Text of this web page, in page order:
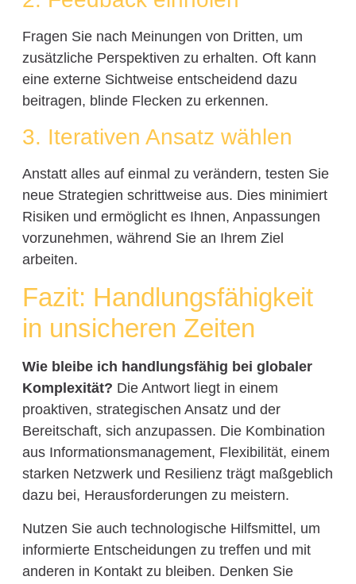
Fragen Sie nach Meinungen von Dritten, um
zusätzliche Perspektiven zu erhalten. Oft kann
eine externe Sichtweise entscheidend dazu
beitragen, blinde Flecken zu erkennen.
3. Iterativen Ansatz wählen
Anstatt alles auf einmal zu verändern, testen Sie
neue Strategien schrittweise aus. Dies minimiert
Risiken und ermöglicht es Ihnen, Anpassungen
vorzunehmen, während Sie an Ihrem Ziel
arbeiten.
Fazit: Handlungsfähigkeit
in unsicheren Zeiten
Wie bleibe ich handlungsfähig bei globaler
Komplexität? Die Antwort liegt in einem
proaktiven, strategischen Ansatz und der
Bereitschaft, sich anzupassen. Die Kombination
aus Informationsmanagement, Flexibilität, einem
starken Netzwerk und Resilienz trägt maßgeblich
dazu bei, Herausforderungen zu meistern.
Nutzen Sie auch technologische Hilfsmittel, um
informierte Entscheidungen zu treffen und mit
anderen in Kontakt zu bleiben. Denken Sie